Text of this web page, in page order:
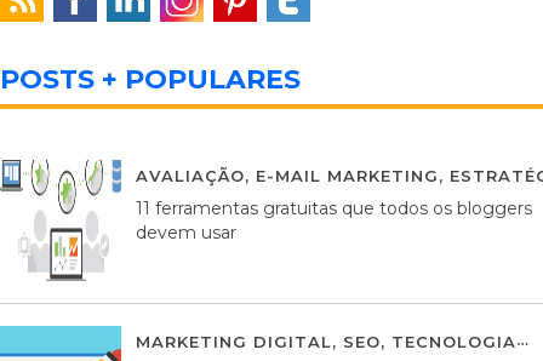
POSTS + POPULARES
AVALIAÇÃO, E-MAIL MARKETING,
11 ferramentas gratuitas que todos os bloggers
devem usar
MARKETING DIGITAL, SEO, TECNOLOGIA